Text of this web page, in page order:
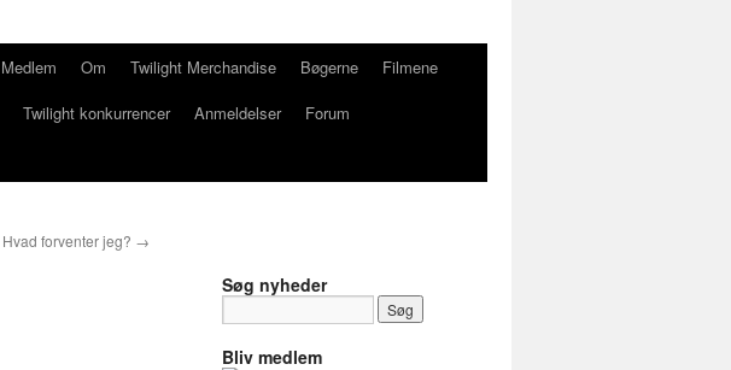
Medlem Om Twilight Merchandise Bøgerne
Filmene
Twilight konkurrencer Anmeldelser
Forum
Hvad forventer jeg? →
Søg nyheder
Bliv medlem